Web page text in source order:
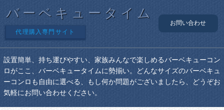
バーベキュータイム
代理購入専門サイト
お問い合わせ
設置簡単、持ち運びやすい、家族みんなで楽しめるバーベキューコン
ロがここ、バーベキュータイムに勢揃い。どんなサイズのバーベキュ
ーコンロも自由に選べる、もし何か問題がございましたら、どうぞお
気軽にお問い合わせください。